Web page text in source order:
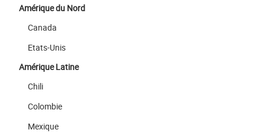
Amérique du Nord
Canada
Etats-Unis
Amérique Latine
Chili
Colombie
Mexique